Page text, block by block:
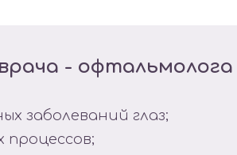
- офтальмолога
заболеваний глаз;
процессов;